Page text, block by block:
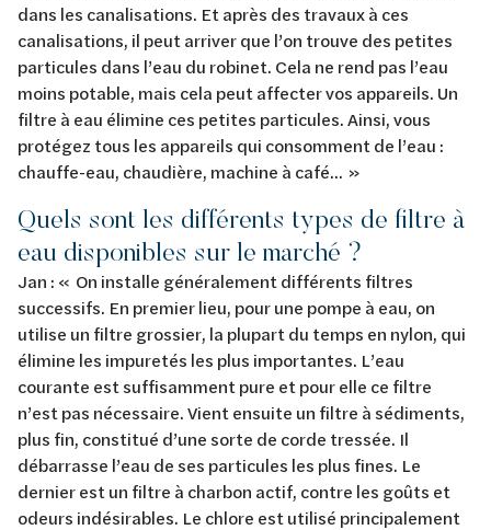
dans les canalisations. Et après des travaux à ces
canalisations, il peut arriver que l’on trouve des petites
particules dans l’eau du robinet. Cela ne rend pas l’eau
moins potable, mais cela peut affecter vos appareils. Un
filtre à eau élimine ces petites particules. Ainsi, vous
protégez tous les appareils qui consomment de l’eau :
chauffe-eau, chaudière, machine à café... »
Quels sont les différents types de filtre à
eau disponibles sur le marché ?
Jan : « On installe généralement différents filtres
successifs. En premier lieu, pour une pompe à eau, on
utilise un filtre grossier, la plupart du temps en nylon, qui
élimine les impuretés les plus importantes. L’eau
courante est suffisamment pure et pour elle ce filtre
n’est pas nécessaire. Vient ensuite un filtre à sédiments,
plus fin, constitué d’une sorte de corde tressée. Il
débarrasse l’eau de ses particules les plus fines. Le
dernier est un filtre à charbon actif, contre les goûts et
odeurs indésirables. Le chlore est utilisé principalement